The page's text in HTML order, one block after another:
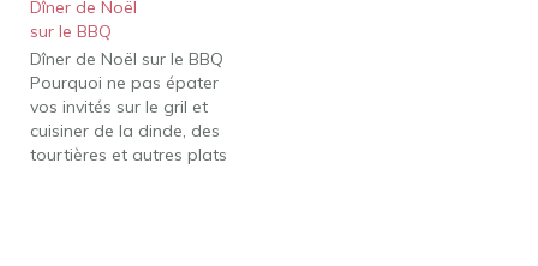
pommes de terre, de la
sauce, de la sauce aux
canneberges et des
légumes. D'autres types
de volaille, rosbif ou
jambon, sont également
utilisés. Quel est…
Dîner de Noël
sur le BBQ
Dîner de Noël sur le BBQ
Pourquoi ne pas épater
vos invités sur le gril et
cuisiner de la dinde, des
tourtières et autres plats